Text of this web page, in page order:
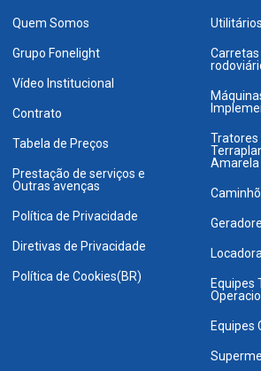
Quem Somos
Grupo Fonelight
Vídeo Institucional
Contrato
Tabela de Preços
Prestação de serviços e
Outras avenças
Política de Privacidade
Diretivas de Privacidade
Política de Cookies(BR)
Tratores
Amarela
Equipes
Equipes